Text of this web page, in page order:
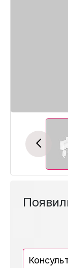
Previous